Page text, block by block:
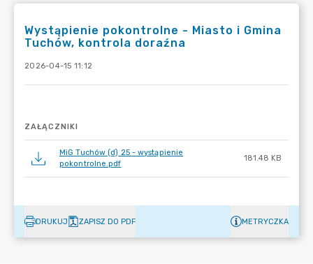
Wystąpienie pokontrolne - Miasto i Gmina
Tuchów, kontrola doraźna
2026-04-15 11:12
ZAŁĄCZNIKI
MiG Tuchów (d) 25 - wystąpienie
pokontrolne.pdf
181.48 KB
DRUKUJ ZAPISZ DO PDF METRYCZKA